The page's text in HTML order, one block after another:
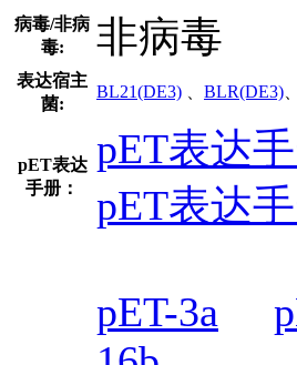
病毒/非病
毒:
非病毒
表达宿主
菌:
BL21(DE3) BLR(DE3)
pET表达
手册：
pET表达
pET表达
pET-3a